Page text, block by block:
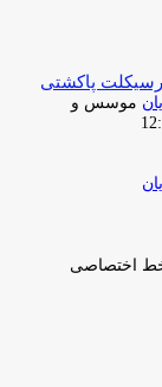
پاکشتی
موسس و
اختصاصی